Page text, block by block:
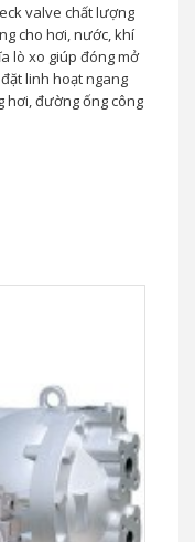
valve chất lượng
cho hơi, nước, khí
lò xo giúp đóng mở
linh hoạt ngang
hơi, đường ống công